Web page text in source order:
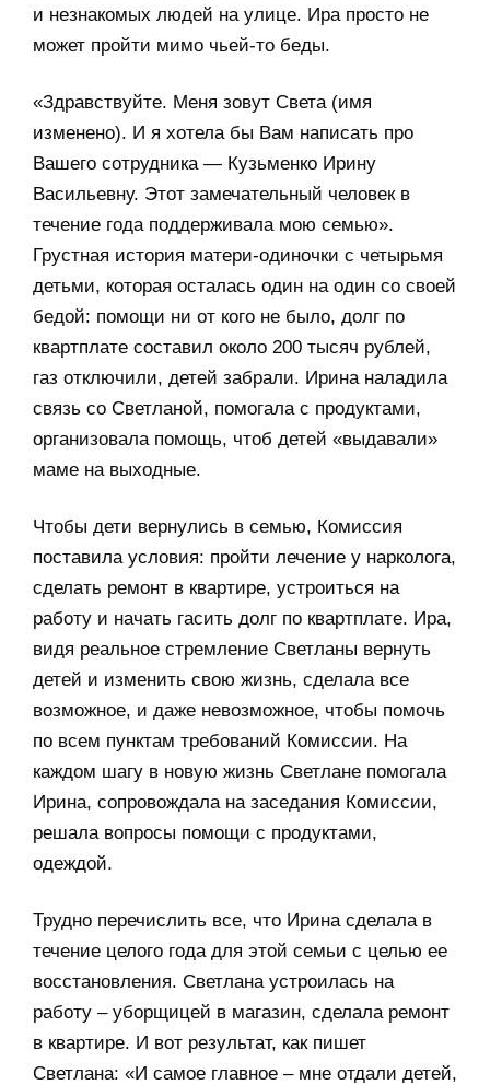
и незнакомых людей на улице. Ира просто не
может пройти мимо чьей-то беды.
«Здравствуйте. Меня зовут Света (имя
изменено). И я хотела бы Вам написать про
Вашего сотрудника — Кузьменко Ирину
Васильевну. Этот замечательный человек в
течение года поддерживала мою семью».
Грустная история матери-одиночки с четырьмя
детьми, которая осталась один на один со своей
бедой: помощи ни от кого не было, долг по
квартплате составил около 200 тысяч рублей,
газ отключили, детей забрали. Ирина наладила
связь со Светланой, помогала с продуктами,
организовала помощь, чтоб детей «выдавали»
маме на выходные.
Чтобы дети вернулись в семью, Комиссия
поставила условия: пройти лечение у нарколога,
сделать ремонт в квартире, устроиться на
работу и начать гасить долг по квартплате. Ира,
видя реальное стремление Светланы вернуть
детей и изменить свою жизнь, сделала все
возможное, и даже невозможное, чтобы помочь
по всем пунктам требований Комиссии. На
каждом шагу в новую жизнь Светлане помогала
Ирина, сопровождала на заседания Комиссии,
решала вопросы помощи с продуктами,
одеждой.
Трудно перечислить все, что Ирина сделала в
течение целого года для этой семьи с целью ее
восстановления. Светлана устроилась на
работу – уборщицей в магазин, сделала ремонт
в квартире. И вот результат, как пишет
Светлана: «И самое главное – мне отдали детей,